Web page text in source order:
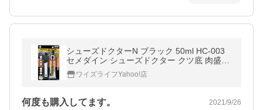
シューズドクターN ブラック 50ml HC-003
セメダイン シューズドクター クツ底 肉盛り
補修剤 靴底 はがれ防止 すり減り防止 ゴム
皮革 補修 M6
ワイズライフYahoo!店
何度も購入してます。 2021/9/26